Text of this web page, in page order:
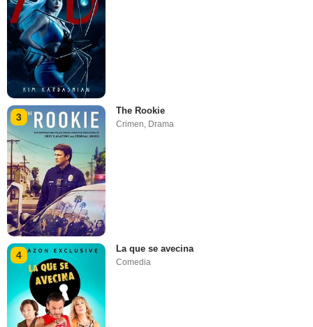
3
The Rookie
Crimen, Drama
4
La que se avecina
Comedia